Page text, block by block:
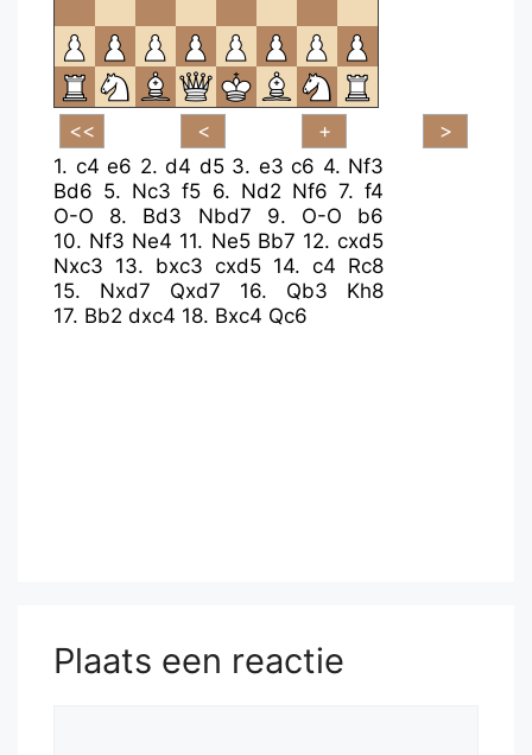
1. c4 e6 2. d4 d5 3. e3 c6 4. Nf3
Bd6 5. Nc3 f5 6. Nd2 Nf6 7. f4
O-O
8. Bd3 Nbd7 9. O-O
b6
10. Nf3 Ne4 11. Ne5 Bb7 12.cxd5
Nxc3 13. bxc3 cxd5 14. c4 Rc8
15. Nxd7 Qxd7 16. Qb3
Kh8
17. Bb2 dxc4 18. Bxc4 Qc6
Plaats een reactie